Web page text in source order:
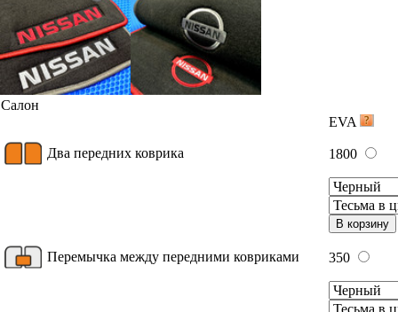
Салон
EVA
Два передних коврика 1800
В корзину
Перемычка между передними ковриками 350